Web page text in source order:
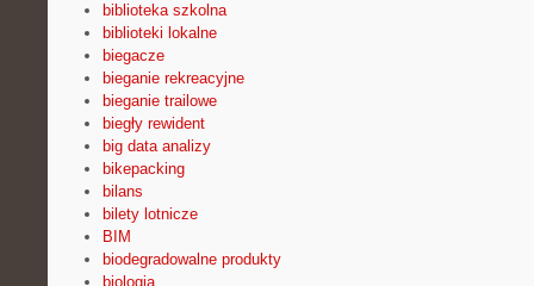
biblioteka szkolna
biblioteki lokalne
biegacze
bieganie rekreacyjne
bieganie trailowe
biegły rewident
big data analizy
bikepacking
bilans
bilety lotnicze
BIM
biodegradowalne produkty
biologia